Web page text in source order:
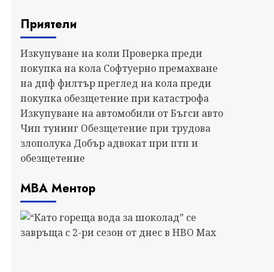
Приятели
Изкупуване на коли Проверка преди
покупка на кола Софтуерно премахване
на дпф филтър преглед на кола преди
покупка обезщетение при катастрофа
Изкупуване на автомобили от Бъгси авто
Чип тунинг Обезщетение при трудова
злополука Добър адвокат при птп и
обезщетение
МВА Ментор